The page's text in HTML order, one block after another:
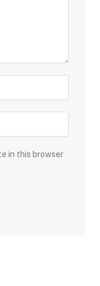
in this browser